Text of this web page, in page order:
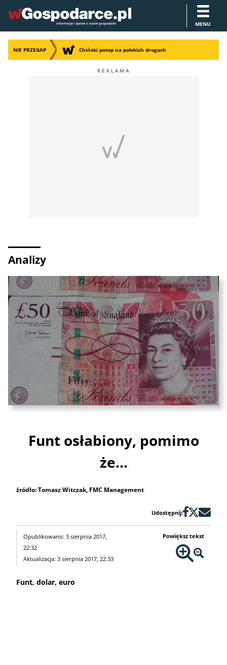
MENU
NIE PRZEGAP Chiński potop na polskich drogach
Analizy
Funt osłabiony, pomimo
że...
źródło: Tomasz Witczak, FMC Management
Udostępnij:
Opublikowano: 3 sierpnia 2017,
22:32
Aktualizacja: 3 sierpnia 2017, 22:33
Powiększ tekst
Funt, dolar, euro